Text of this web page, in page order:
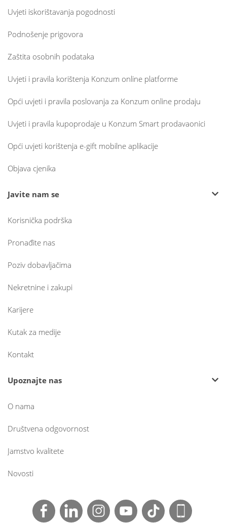
Uvjeti iskorištavanja pogodnosti
Podnošenje prigovora
Zaštita osobnih podataka
Uvjeti i pravila korištenja Konzum online platforme
Opći uvjeti i pravila poslovanja za Konzum online prodaju
Uvjeti i pravila kupoprodaje u Konzum Smart prodavaonici
Opći uvjeti korištenja e-gift mobilne aplikacije
Objava cjenika
Javite nam se
Korisnička podrška
Pronađite nas
Poziv dobavljačima
Nekretnine i zakupi
Karijere
Kutak za medije
Kontakt
Upoznajte nas
O nama
Društvena odgovornost
Jamstvo kvalitete
Novosti